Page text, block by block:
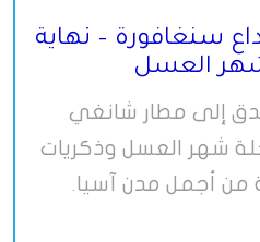
سنغافورة – نهاية
شهر العسل
إلى مطار شانغي
شهر العسل وذكريات
من أجمل مدن آسيا .